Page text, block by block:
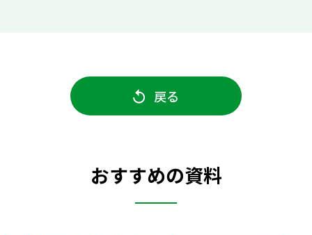
戻る
おすすめの資料